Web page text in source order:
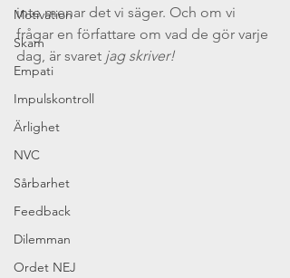
Motivation
Skam
Empati
Impulskontroll
Ärlighet
NVC
Sårbarhet
Feedback
Dilemman
Ordet NEJ
inte menar det vi säger. Och om vi
frågar en författare om vad de gör varje
dag, är svaret jag skriver!